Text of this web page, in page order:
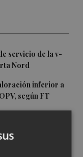
servicio de la v-
Nord
inferior a
según FT
locales para el